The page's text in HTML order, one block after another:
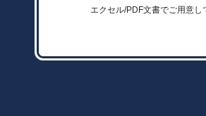
エクセル/PDF文書でご用意し